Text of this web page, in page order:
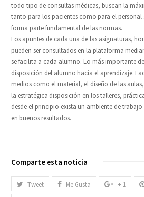
todo tipo de consultas médicas, buscan la
tanto para los pacientes como para el
forma parte fundamental de las normas.
Los apuntes de cada una de las asignaturas,
pueden ser consultados en la plataforma
se facilita a cada alumno. Lo más importante
disposición del alumno hacia el aprendizaje.
medios como el material, el diseño de las
la estratégica disposición en los talleres,
desde el principio exista un ambiente de
en buenos resultados.
Comparte esta noticia
Tweet Me Gusta + 1